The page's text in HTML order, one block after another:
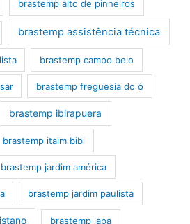
brastemp alto de pinheiros
brastemp assistência técnica
brastemp campo belo
brastemp freguesia do ó
brastemp ibirapuera
brastemp itaim bibi
brastemp jardim américa
brastemp jardim paulista
brastemp lapa